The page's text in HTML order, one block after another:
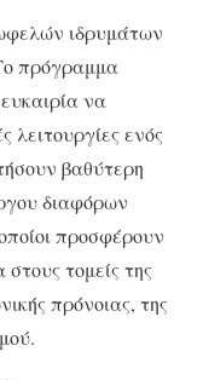
ιδρυμάτων
πρόγραμμα
να
λειτουργίες ενός
βαθύτερη
διαφόρων
προσφέρουν
τομείς της
πρόνοιας, της